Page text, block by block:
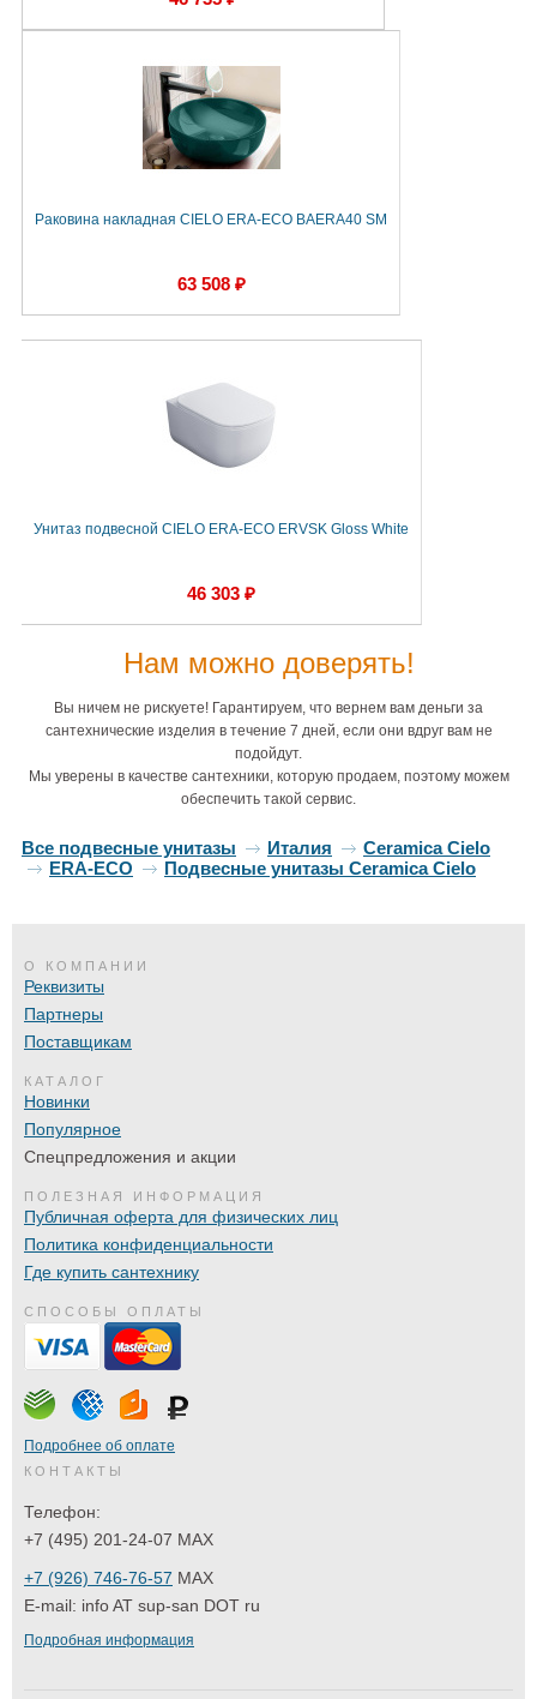
Раковина накладная CIELO ERA-ECO BAERA40 SM
63 508 ₽
Унитаз подвесной CIELO ERA-ECO ERVSK Gloss White
46 303 ₽
Нам можно доверять!
Вы ничем не рискуете! Гарантируем, что вернем вам деньги за
сантехнические изделия в течение 7 дней, если они вдруг вам не
подойдут.
Мы уверены в качестве сантехники, которую продаем, поэтому можем
обеспечить такой сервис.
Все подвесные унитазы Италия
Ceramica Cielo
ERA-ECO
Подвесные унитазы Ceramica Cielo
О КОМПАНИИ
Реквизиты
Партнеры
Поставщикам
КАТАЛОГ
Новинки
Популярное
Спецпредложения и акции
ПОЛЕЗНАЯ ИНФОРМАЦИЯ
Публичная оферта для физических лиц
Политика конфиденциальности
Где купить сантехнику
СПОСОБЫ ОПЛАТЫ
Подробнее об оплате
КОНТАКТЫ
Телефон:
+7 (495) 201-24-07 MAX
+7 (926) 746-76-57 MAX
E-mail: info AT sup-san DOT ru
Подробная информация